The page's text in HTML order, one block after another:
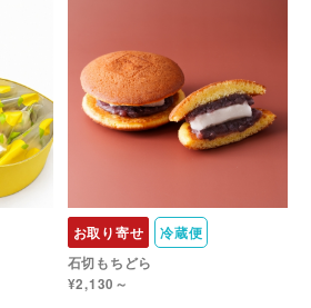
お取り寄せ
冷蔵便
石切もちどら
¥2,130～